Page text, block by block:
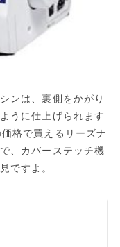
ンは、裏側をかがり
うに仕上げられます
格で買えるリーズナ
、カバーステッチ機
ですよ。